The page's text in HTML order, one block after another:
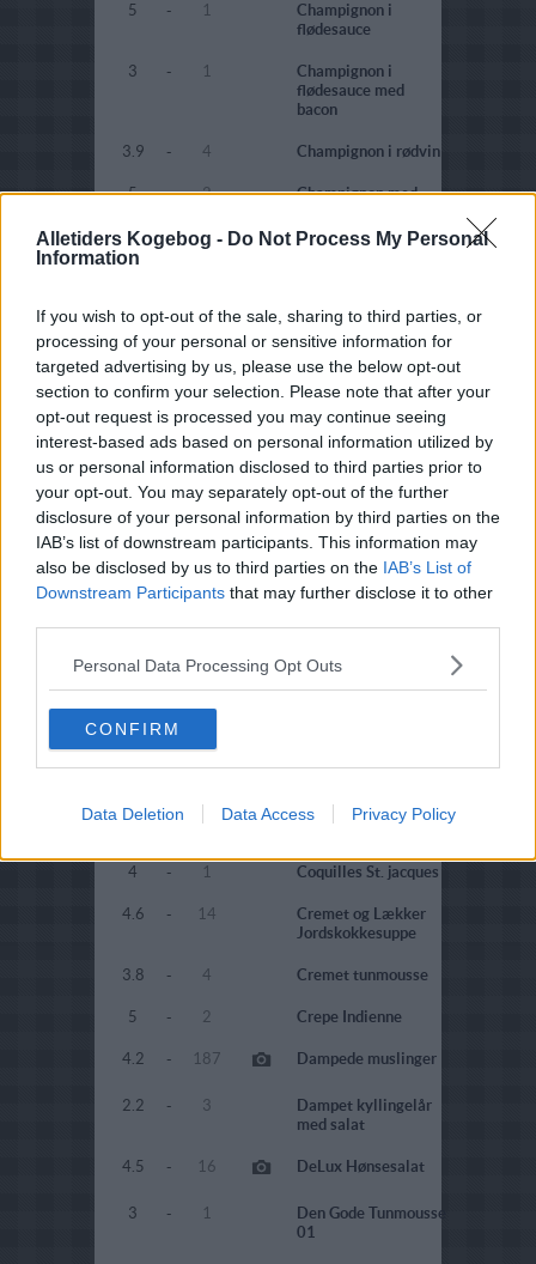
Alletiders Kogebog - Do Not Process My Personal
Information
If you wish to opt-out of the sale, sharing to third parties, or
processing of your personal or sensitive information for
targeted advertising by us, please use the below opt-out
section to confirm your selection. Please note that after your
opt-out request is processed you may continue seeing
interest-based ads based on personal information utilized by
us or personal information disclosed to third parties prior to
your opt-out. You may separately opt-out of the further
disclosure of your personal information by third parties on the
IAB’s list of downstream participants. This information may
also be disclosed by us to third parties on the IAB’s List of
Downstream Participants that may further disclose it to other
Personal Data Processing Opt Outs
CONFIRM
Data Deletion Data Access Privacy Policy
5 - 1
Champignon i
flødesauce
3 - 1
Champignon i
flødesauce med
bacon
3.9 - 4 Champignon i rødvin
5 - 2
Champignon med
4 1
Champignon med
3.1 - 10 Charamba
3.3 - 2 Chawanmushi
1.7 - 11 Chilicheesetops
4 - 1 Chiligryde
5 3 Cioppino
2.8 - 26 Citronkylling (forret)
4.7 - 3
Cocnag grillet
salvie kammusling
3.8 - 26
Cognacmarineret
oksemørebrad
4 - 10
4 - 1 Coquilles St. jacques
4.6 - 14
Cremet og Lækker
Jordskokkesuppe
3.8 - 4 Cremet tunmousse
5 - 2 Crepe Indienne
4.2 - 187 Dampede muslinger
2.2 - 3
Dampet kyllingelår
med salat
4.5 - 16 DeLux Hønsesalat
3 - 1
Den Gode Tunmousse
01